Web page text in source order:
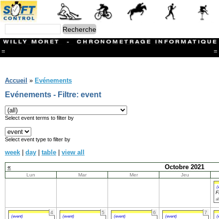
= =
Branches
CONTACT
Ski ALPIN
Triathlon
Ski Nordique
Courses à pieds
Athlétisme
Slalom In-Line
Caisse à savon
Coupe "Journal La Gruyère"
Accueil » Evénements
Evénements - Filtre: event
Select event terms to filter by
Select event type to filter by
week | day | table | view all
«
Octobre 2021
Lun Mar Mer Jeu
4
(event)
5
(event)
6
(event)
7
(event)